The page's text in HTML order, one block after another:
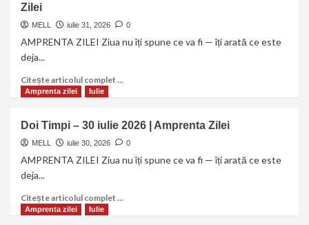
Zilei
MELL iulie 31, 2026 0
AMPRENTA ZILEI Ziua nu îți spune ce va fi — îți arată ce este
deja...
Citește articolul complet ...
Amprenta zilei Iulie
Doi Timpi – 30 iulie 2026 | Amprenta Zilei
MELL iulie 30, 2026 0
AMPRENTA ZILEI Ziua nu îți spune ce va fi — îți arată ce este
deja...
Citește articolul complet ...
Amprenta zilei Iulie